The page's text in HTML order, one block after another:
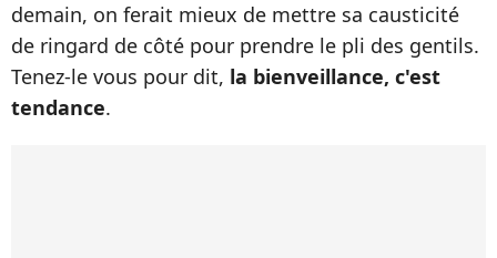
demain, on ferait mieux de mettre sa causticité
de ringard de côté pour prendre le pli des gentils.
Tenez-le vous pour dit, la bienveillance, c'est
tendance.